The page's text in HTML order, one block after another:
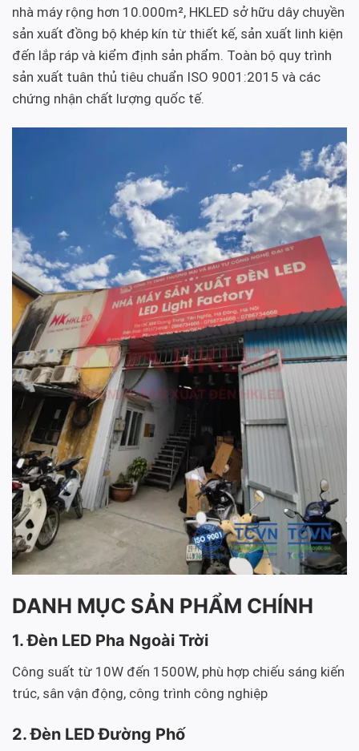
nhà máy rộng hơn 10.000m², HKLED sở hữu dây chuyền
sản xuất đồng bộ khép kín từ thiết kế, sản xuất linh kiện
đến lắp ráp và kiểm định sản phẩm. Toàn bộ quy trình
sản xuất tuân thủ tiêu chuẩn ISO 9001:2015 và các
chứng nhận chất lượng quốc tế.
DANH MỤC SẢN PHẨM CHÍNH
1. Đèn LED Pha Ngoài Trời
Công suất từ 10W đến 1500W, phù hợp chiếu sáng kiến
trúc, sân vận động, công trình công nghiệp
2. Đèn LED Đường Phố